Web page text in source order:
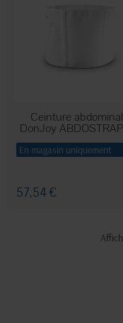
Ceinture
DonJoy
En magasin uniquement
57,54 €